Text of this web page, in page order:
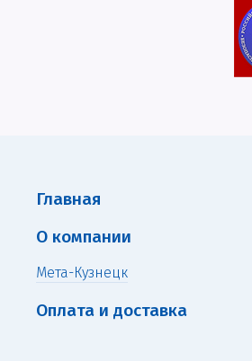
Главная
О компании
Мета-Кузнецк
Оплата и доставка